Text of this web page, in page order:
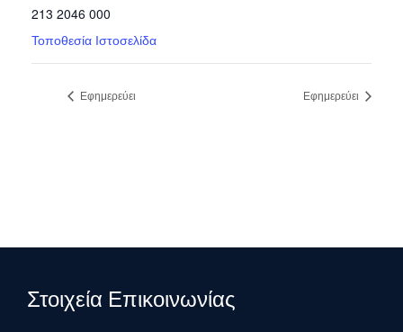
213 2046 000
Τοποθεσία Ιστοσελίδα
Εφημερεύει Εφημερεύει
Στοιχεία Επικοινωνίας